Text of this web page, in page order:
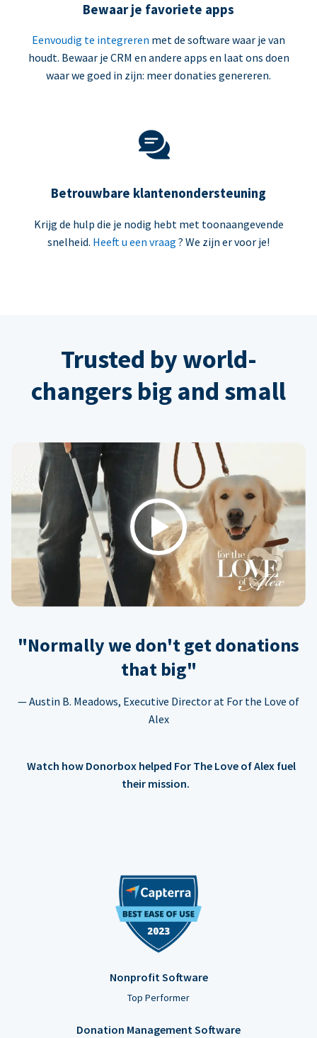
Bewaar je favoriete apps
Eenvoudig te integreren met de software waar je van
houdt. Bewaar je CRM en andere apps en laat ons doen
waar we goed in zijn: meer donaties genereren.
Betrouwbare klantenondersteuning
Krijg de hulp die je nodig hebt met toonaangevende
snelheid. Heeft u een vraag ? We zijn er voor je!
Trusted by world-
changers big and small
Play
"Normally we don't get donations
that big"
— Austin B. Meadows, Executive Director at For the Love of
Alex
Watch how Donorbox helped For The Love of Alex fuel
their mission.
Nonprofit Software
Top Performer
Donation Management Software